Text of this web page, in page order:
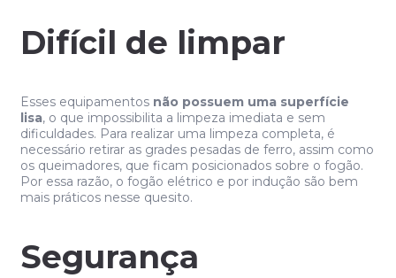
Difícil de limpar
Esses equipamentos não possuem uma superfície
lisa, o que impossibilita a limpeza imediata e sem
dificuldades. Para realizar uma limpeza completa, é
necessário retirar as grades pesadas de ferro, assim como
os queimadores, que ficam posicionados sobre o fogão.
Por essa razão, o fogão elétrico e por indução são bem
mais práticos nesse quesito.
Segurança